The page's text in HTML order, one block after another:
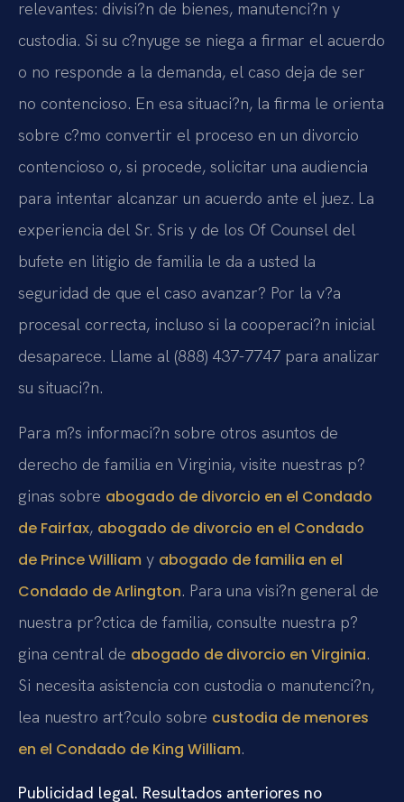
relevantes: divisi?n de bienes, manutenci?n y
custodia. Si su c?nyuge se niega a firmar el acuerdo
o no responde a la demanda, el caso deja de ser
no contencioso. En esa situaci?n, la firma le orienta
sobre c?mo convertir el proceso en un divorcio
contencioso o, si procede, solicitar una audiencia
para intentar alcanzar un acuerdo ante el juez. La
experiencia del Sr. Sris y de los Of Counsel del
bufete en litigio de familia le da a usted la
seguridad de que el caso avanzar? Por la v?a
procesal correcta, incluso si la cooperaci?n inicial
desaparece. Llame al (888) 437-7747 para analizar
su situaci?n.
Para m?s informaci?n sobre otros asuntos de
derecho de familia en Virginia, visite nuestras p?
ginas sobre abogado de divorcio en el Condado
de Fairfax, abogado de divorcio en el Condado
de Prince William y abogado de familia en el
Condado de Arlington. Para una visi?n general de
nuestra pr?ctica de familia, consulte nuestra p?
gina central de abogado de divorcio en Virginia.
Si necesita asistencia con custodia o manutenci?n,
lea nuestro art?culo sobre custodia de menores
en el Condado de King William.
Publicidad legal. Resultados anteriores no